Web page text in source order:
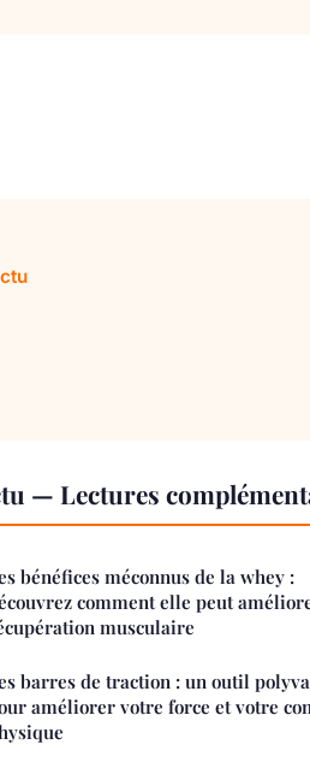
— Lectures
bénéfices méconnus de la whey :
comment elle peut
musculaire
barres de traction : un outil
améliorer votre force et votre